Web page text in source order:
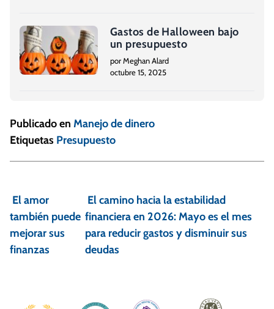
Gastos de Halloween bajo
un presupuesto
por Meghan Alard
octubre 15, 2025
Publicado en Manejo de dinero
Etiquetas Presupuesto
a
v
e
g
El amor
también puede
mejorar sus
finanzas
El camino hacia la estabilidad
financiera en 2026: Mayo es el mes
para reducir gastos y disminuir sus
deudas